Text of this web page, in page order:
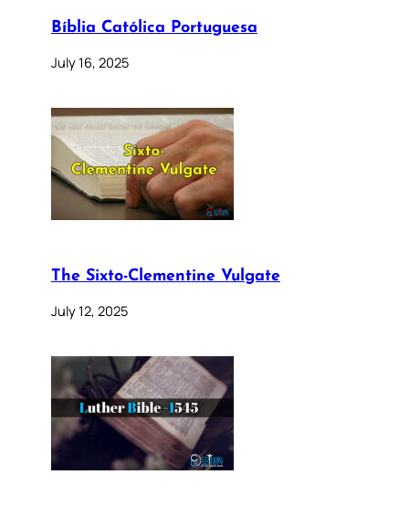
Bíblia Católica Portuguesa
July 16, 2025
The Sixto-Clementine Vulgate
July 12, 2025